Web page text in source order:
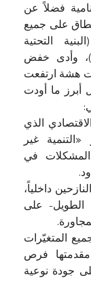
فضلاً عن
على جميع
التحتية
وأدى خفض
هشة ارتفعت
أبرز ما أودت
الذي
غير
في
داخلياً،
الطويل- على
المتغيّرات
مقدمتها فرص
جودة نوعية